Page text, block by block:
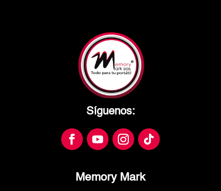
Síguenos:
Memory Mark